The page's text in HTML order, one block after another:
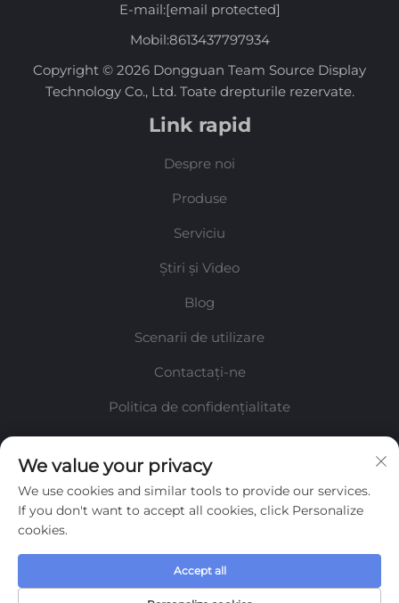
E-mail:[email protected]
Mobil:8613437797934
Copyright © 2026 Dongguan Team Source Display
Technology Co., Ltd. Toate drepturile rezervate.
Link rapid
Despre noi
Produse
Serviciu
Știri și Video
Blog
Scenarii de utilizare
Contactați-ne
Politica de confidențialitate
Informații
Înscrieți-vă pentru a primi buletinul nostru săptămânal
Trimite
We value your privacy
We use cookies and similar tools to provide our services.
If you don't want to accept all cookies, click Personalize
cookies.
Accept all